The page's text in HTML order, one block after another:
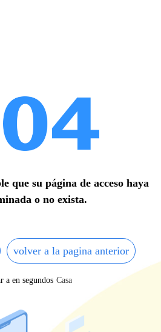
que su página de acceso haya
o no exista.
volver a la pagina anterior
a en segundos Casa